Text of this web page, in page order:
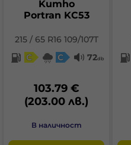
Kumho
Portran KC53
215 / 65 R16 109/107T
C
C 72db
103.79 €
(203.00 лв.)
В наличност